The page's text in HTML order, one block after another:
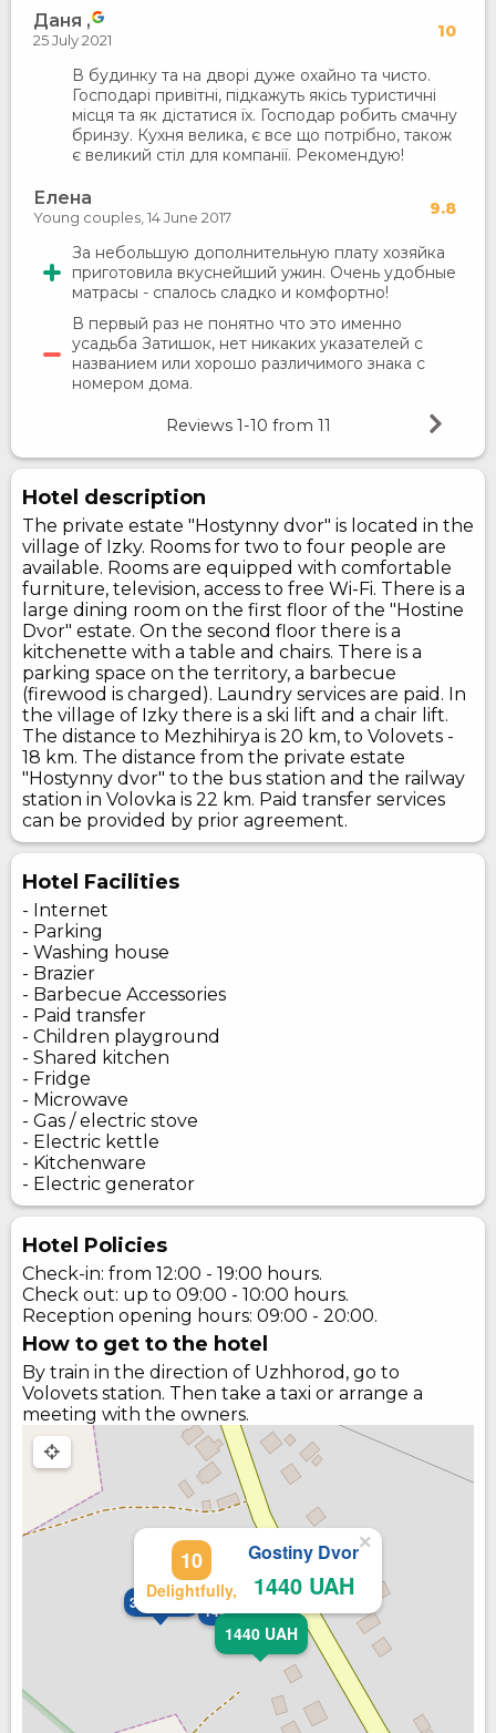
Даня , 10
25 July 2021
В будинку та на дворі дуже охайно та чисто.
Господарі привітні, підкажуть якісь туристичні
місця та як дістатися їх. Господар робить смачну
бринзу. Кухня велика, є все що потрібно, також
є великий стіл для компанії. Рекомендую!
Елена 9.8
Young couples, 14 June 2017
За небольшую дополнительную плату хозяйка
приготовила вкуснейший ужин. Очень удобные
матрасы - спалось сладко и комфортно!
В первый раз не понятно что это именно
усадьба Затишок, нет никаких указателей с
названием или хорошо различимого знака с
номером дома.
Reviews 1-10 from 11
Hotel description
The private estate "Hostynny dvor" is located in the
village of Izky. Rooms for two to four people are
available. Rooms are equipped with comfortable
furniture, television, access to free Wi-Fi. There is a
large dining room on the first floor of the "Hostine
Dvor" estate. On the second floor there is a
kitchenette with a table and chairs. There is a
parking space on the territory, a barbecue
(firewood is charged). Laundry services are paid. In
the village of Izky there is a ski lift and a chair lift.
The distance to Mezhihirya is 20 km, to Volovets -
18 km. The distance from the private estate
"Hostynny dvor" to the bus station and the railway
station in Volovka is 22 km. Paid transfer services
can be provided by prior agreement.
Hotel Facilities
- Internet
- Parking
- Washing house
- Brazier
- Barbecue Accessories
- Paid transfer
- Children playground
- Shared kitchen
- Fridge
- Microwave
- Gas / electric stove
- Electric kettle
- Kitchenware
- Electric generator
Hotel Policies
Check-in: from 12:00 - 19:00 hours.
Check out: up to 09:00 - 10:00 hours.
Reception opening hours: 09:00 - 20:00.
How to get to the hotel
By train in the direction of Uzhhorod, go to
Volovets station. Then take a taxi or arrange a
meeting with the owners.
3300 UAH 1440 UAH
1440 UAH
Delightfully,
10 Gostiny Dvor
1440 UAH
×